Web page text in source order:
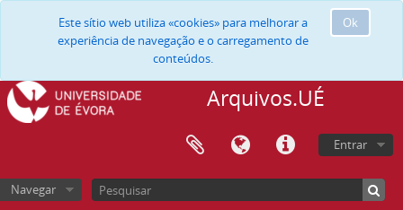
Ok
Este sítio web utiliza «cookies» para melhorar a
experiência de navegação e o carregamento de
conteúdos.
Arquivos.UÉ
Entrar
Navegar